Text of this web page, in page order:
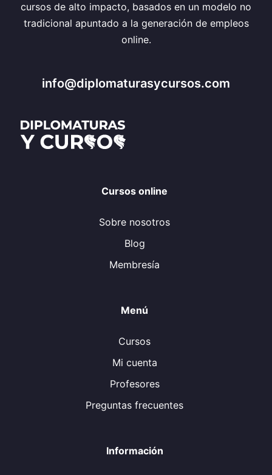
cursos de alto impacto, basados en un modelo no
tradicional apuntado a la generación de empleos
online.
info@diplomaturasycursos.com
Cursos online
Sobre nosotros
Blog
Membresía
Menú
Cursos
Mi cuenta
Profesores
Preguntas frecuentes
Información